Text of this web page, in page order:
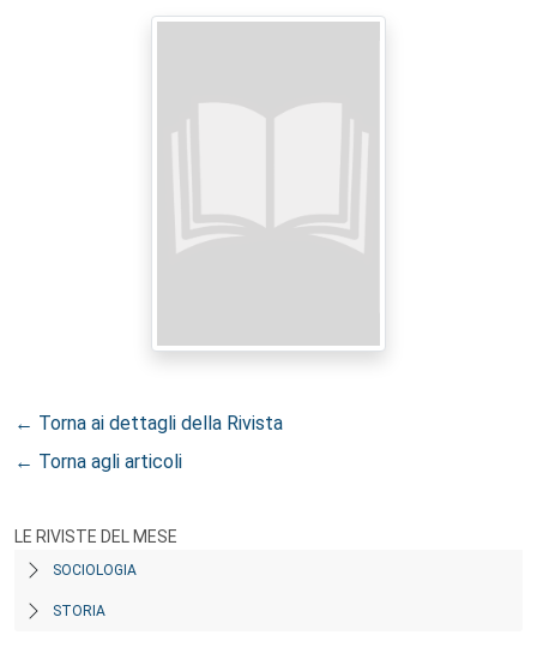
← Torna ai dettagli della Rivista
← Torna agli articoli
LE RIVISTE DEL MESE
SOCIOLOGIA
STORIA